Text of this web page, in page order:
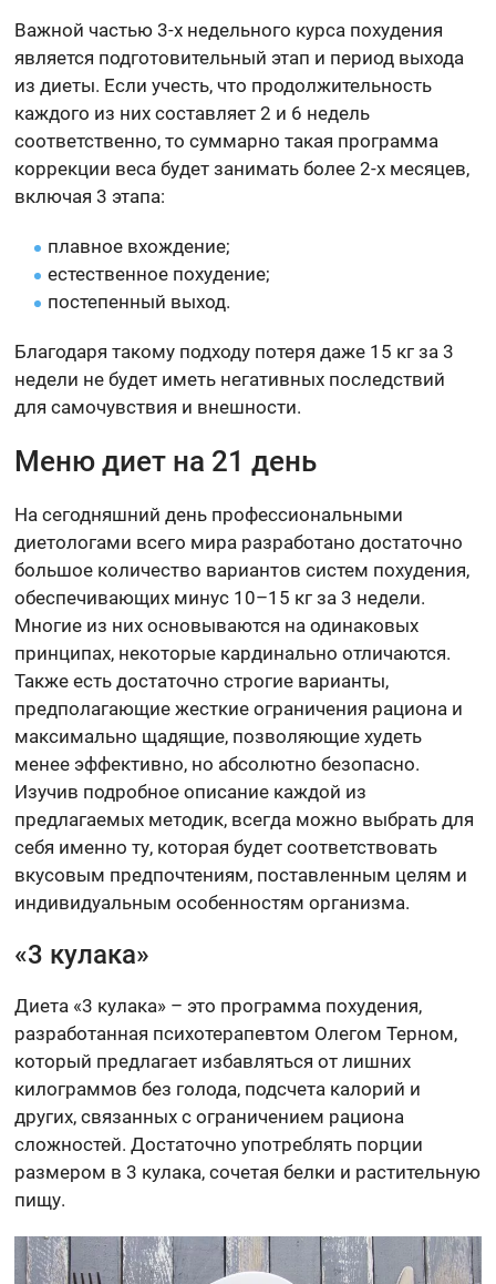
Важной частью 3-х недельного курса похудения
является подготовительный этап и период выхода
из диеты. Если учесть, что продолжительность
каждого из них составляет 2 и 6 недель
соответственно, то суммарно такая программа
коррекции веса будет занимать более 2-х месяцев,
включая 3 этапа:
плавное вхождение;
естественное похудение;
постепенный выход.
Благодаря такому подходу потеря даже 15 кг за 3
недели не будет иметь негативных последствий
для самочувствия и внешности.
Меню диет на 21 день
На сегодняшний день профессиональными
диетологами всего мира разработано достаточно
большое количество вариантов систем похудения,
обеспечивающих минус 10–15 кг за 3 недели.
Многие из них основываются на одинаковых
принципах, некоторые кардинально отличаются.
Также есть достаточно строгие варианты,
предполагающие жесткие ограничения рациона и
максимально щадящие, позволяющие худеть
менее эффективно, но абсолютно безопасно.
Изучив подробное описание каждой из
предлагаемых методик, всегда можно выбрать для
себя именно ту, которая будет соответствовать
вкусовым предпочтениям, поставленным целям и
индивидуальным особенностям организма.
«3 кулака»
Диета «3 кулака» – это программа похудения,
разработанная психотерапевтом Олегом Терном,
который предлагает избавляться от лишних
килограммов без голода, подсчета калорий и
других, связанных с ограничением рациона
сложностей. Достаточно употреблять порции
размером в 3 кулака, сочетая белки и растительную
пищу.